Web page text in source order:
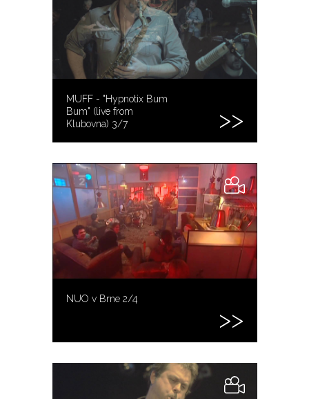
MUFF - "Hypnotix Bum
Bum" (live from
Klubovna) 3/7
NUO v Brne 2/4